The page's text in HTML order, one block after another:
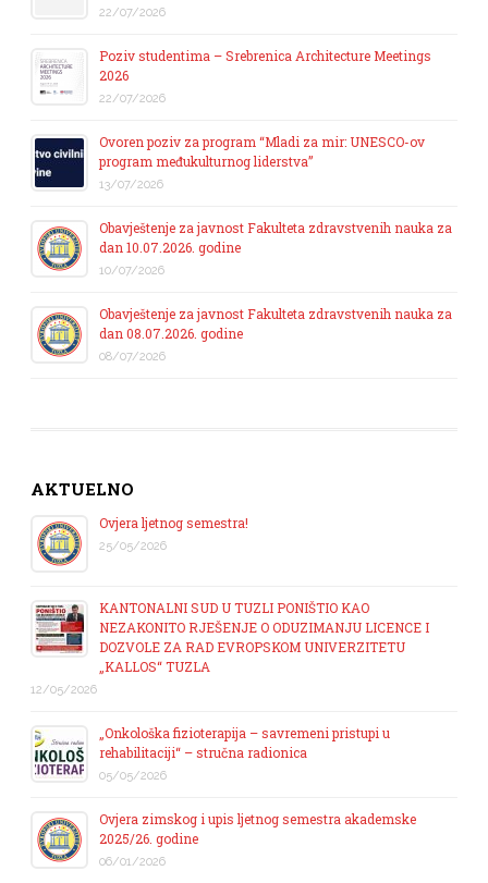
22/07/2026
Poziv studentima – Srebrenica Architecture Meetings
2026
22/07/2026
Ovoren poziv za program “Mladi za mir: UNESCO-ov
program međukulturnog liderstva”
13/07/2026
Obavještenje za javnost Fakulteta zdravstvenih nauka za
dan 10.07.2026. godine
10/07/2026
Obavještenje za javnost Fakulteta zdravstvenih nauka za
dan 08.07.2026. godine
08/07/2026
AKTUELNO
Ovjera ljetnog semestra!
25/05/2026
KANTONALNI SUD U TUZLI PONIŠTIO KAO
NEZAKONITO RJEŠENJE O ODUZIMANJU LICENCE I
DOZVOLE ZA RAD EVROPSKOM UNIVERZITETU
„KALLOS“ TUZLA
12/05/2026
„Onkološka fizioterapija – savremeni pristupi u
rehabilitaciji“ – stručna radionica
05/05/2026
Ovjera zimskog i upis ljetnog semestra akademske
2025/26. godine
06/01/2026